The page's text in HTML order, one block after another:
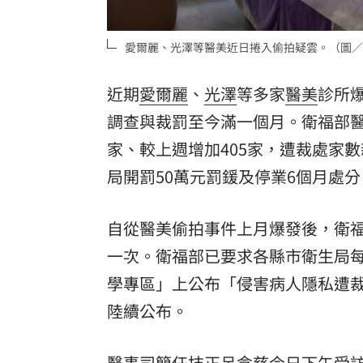
8國球員齊聚高雄 Formosa 7s掀足球
愛爾麗、光澤等醫美近日捲入偷拍疑雲。（圖
近期愛爾麗 、 光澤等多家醫美診所
調查與裁罰至今滿一個月。衛福部
家、較上週增加405家，遭裁處家
局開罰50萬元罰鍰及停業6個月處
自從醫美偷拍事件上月爆發後，衛
一次。衛福部已要求各縣市衛生局
學專區」上公布「侵害病人隱私遭
陸續公布。